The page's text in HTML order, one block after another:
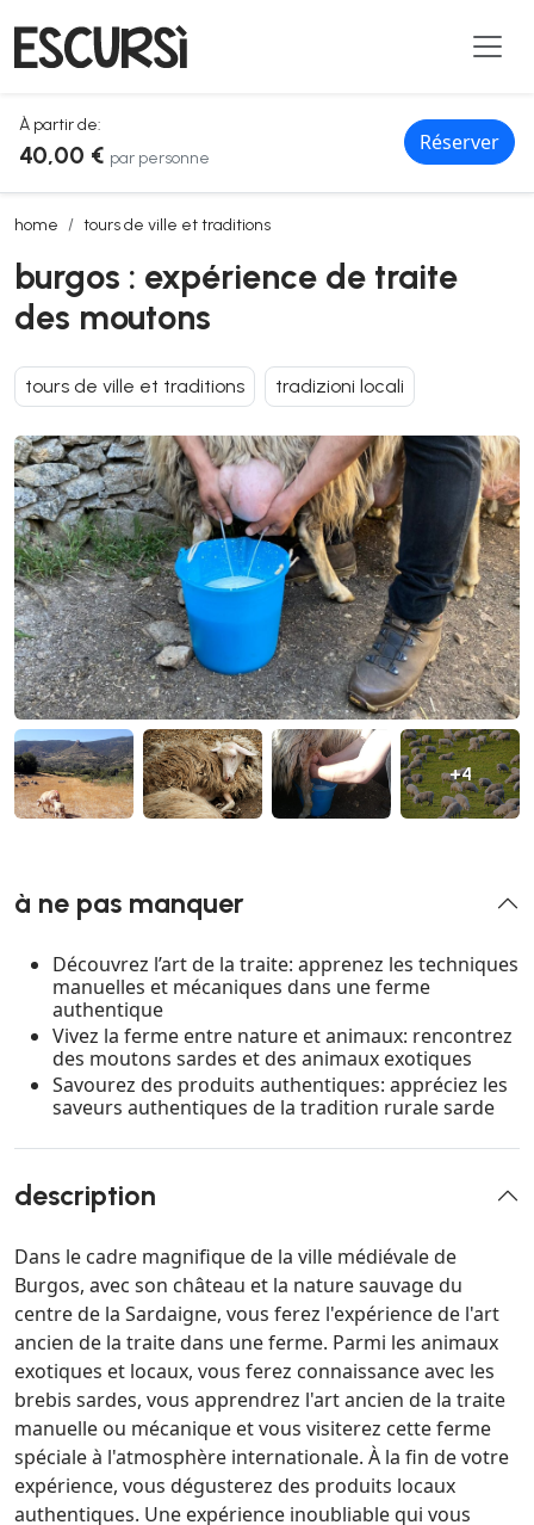
À partir de:
40,00 € par personne
Réserver
home tours de ville et traditions
burgos : expérience de traite des moutons
burgos : expérience de traite
des moutons
tours de ville et traditions tradizioni locali
+4
à ne pas manquer
Découvrez l’art de la traite: apprenez les techniques
manuelles et mécaniques dans une ferme
authentique
Vivez la ferme entre nature et animaux: rencontrez
des moutons sardes et des animaux exotiques
Savourez des produits authentiques: appréciez les
saveurs authentiques de la tradition rurale sarde
description
Dans le cadre magnifique de la ville médiévale de
Burgos, avec son château et la nature sauvage du
centre de la Sardaigne, vous ferez l'expérience de l'art
ancien de la traite dans une ferme. Parmi les animaux
exotiques et locaux, vous ferez connaissance avec les
brebis sardes, vous apprendrez l'art ancien de la traite
manuelle ou mécanique et vous visiterez cette ferme
spéciale à l'atmosphère internationale. À la fin de votre
expérience, vous dégusterez des produits locaux
authentiques. Une expérience inoubliable qui vous